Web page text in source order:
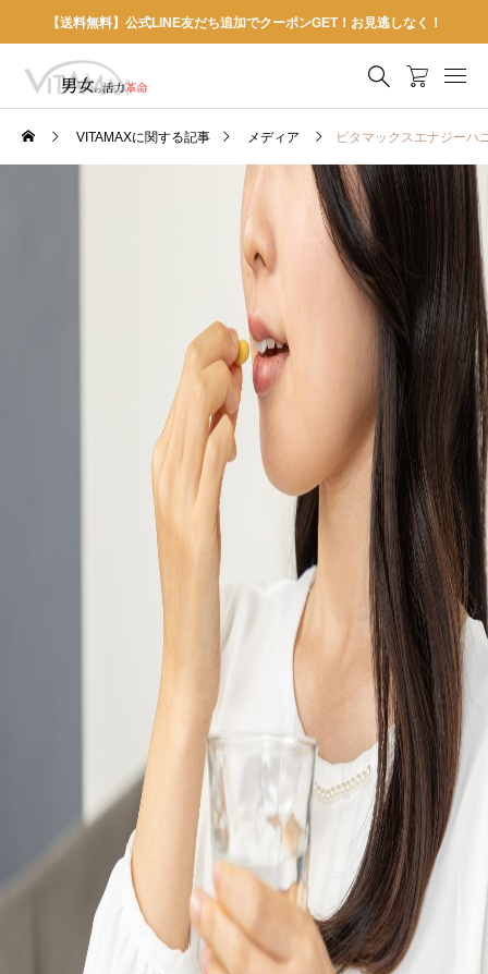
【送料無料】公式LINE友だち追加でクーポンGET！お見逃しなく！
VITAMAXに関する記事 メディア ビタマックスエナジーハ